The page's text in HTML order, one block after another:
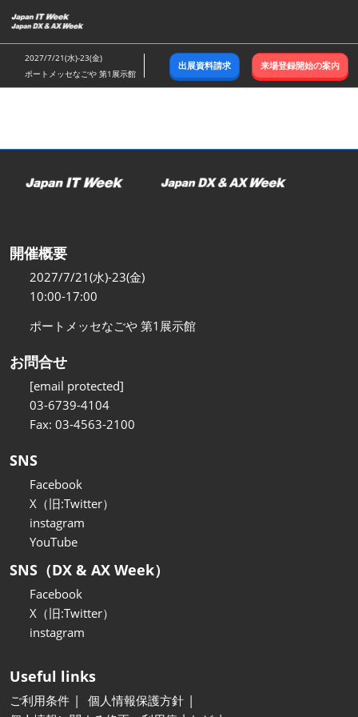
キ
ッ
し
む
2027/7/21(水)-23(金)
ポートメッセなごや 第1展示館
出展資料請求 来場登録開始の案内
開催概要
2027/7/21(水)-23(金)
10:00-17:00
ポートメッセなごや 第1展示館
お問合せ
[email protected]
03-6739-4104
Fax: 03-4563-2100
SNS
Facebook
X（旧:Twitter）
instagram
YouTube
SNS（DX & AX Week）
Facebook
X（旧:Twitter）
instagram
Useful links
ご利用条件
個人情報保護方針